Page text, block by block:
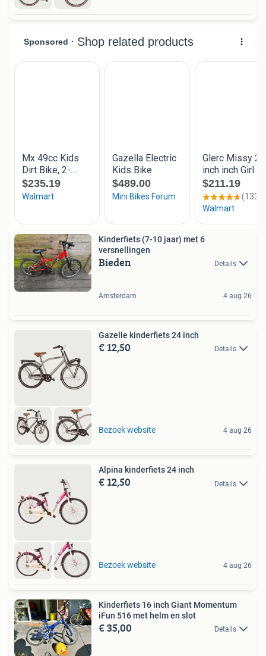
Kinderfiets (7-10 jaar) met 6
versnellingen
Bieden Details
Amsterdam 4 aug 26
Gazelle kinderfiets 24 inch
€ 12,50 Details
Bezoek website 4 aug 26
Alpina kinderfiets 24 inch
€ 12,50 Details
Bezoek website 4 aug 26
Kinderfiets 16 inch Giant Momentum
iFun 516 met helm en slot
€ 35,00 Details